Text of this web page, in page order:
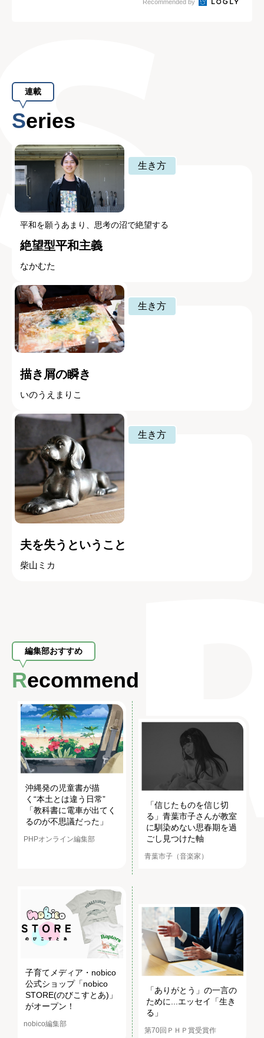
Recommended by
連載
Series
生き方
平和を願うあまり、思考の沼で絶望する
絶望型平和主義
なかむた
生き方
描き屑の瞬き
いのうえまりこ
生き方
夫を失うということ
柴山ミカ
編集部おすすめ
Recommend
沖縄発の児童書が描
く“本土とは違う日常”
「教科書に電車が出てく
るのが不思議だった」
PHPオンライン編集部
「信じたものを信じ切
る」青葉市子さんが教室
に馴染めない思春期を過
ごし見つけた軸
青葉市子（音楽家）
子育てメディア・nobico
公式ショップ「nobico
STORE(のびこすとあ)」
がオープン！
nobico編集部
「ありがとう」の一言の
ために...エッセイ「生き
る」
第70回ＰＨＰ賞受賞作